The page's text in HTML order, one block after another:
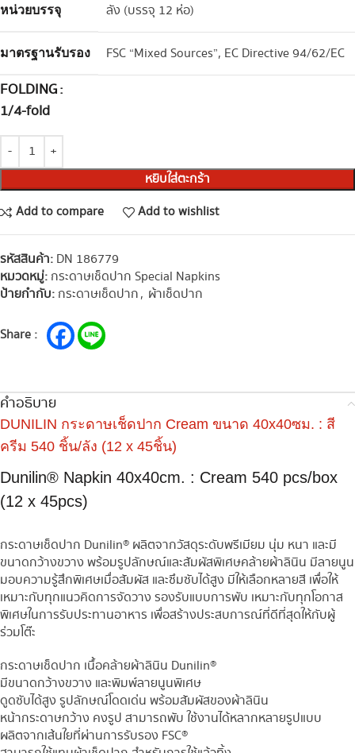
หน่วยบรรจุ ลัง (บรรจุ 12 ห่อ)
มาตรฐานรับรอง FSC “Mixed Sources”, EC Directive 94/62/EC
FOLDING
1/4-fold
หยิบใส่ตะกร้า
Add to compare
Add to wishlist
รหัสสินค้า: DN 186779
หมวดหมู่: กระดาษเช็ดปาก Special Napkins
ป้ายกำกับ: กระดาษเช็ดปาก, ผ้าเช็ดปาก
Share :
คำอธิบาย
DUNILIN กระดาษเช็ดปาก Cream ขนาด 40x40ซม. : สี
ครีม 540 ชิ้น/ลัง (12 x 45ชิ้น)
Dunilin® Napkin 40x40cm. : Cream 540 pcs/box
(12 x 45pcs)
กระดาษเช็ดปาก Dunilin® ผลิตจากวัสดุระดับพรีเมียม นุ่ม หนา และมี
ขนาดกว้างขวาง พร้อมรูปลักษณ์และสัมผัสพิเศษคล้ายผ้าลินิน มีลายนูน
มอบความรู้สึกพิเศษเมื่อสัมผัส และซึมซับได้สูง มีให้เลือกหลายสี เพื่อให้
เหมาะกับทุกแนวคิดการจัดวาง รองรับแบบการพับ เหมาะกับทุกโอกาส
พิเศษในการรับประทานอาหาร เพื่อสร้างประสบการณ์ที่ดีที่สุดให้กับผู้
ร่วมโต๊ะ
กระดาษเช็ดปาก เนื้อคล้ายผ้าลินิน Dunilin®
มีขนาดกว้างขวาง และพิมพ์ลายนูนพิเศษ
ดูดซับได้สูง รูปลักษณ์โดดเด่น พร้อมสัมผัสของผ้าลินิน
หน้ากระดาษกว้าง คงรูป สามารถพับ ใช้งานได้หลากหลายรูปแบบ
ผลิตจากเส้นใยที่ผ่านการรับรอง FSC®